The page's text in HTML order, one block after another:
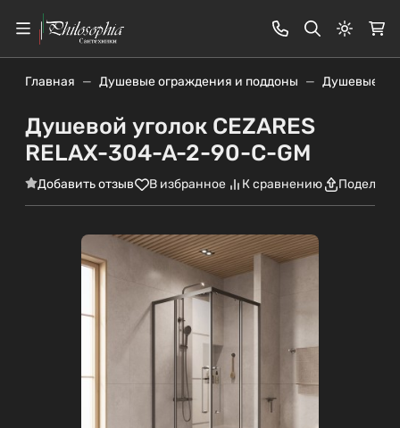
Главная Душевые ограждения и поддоны Душевые
Душевой уголок CEZARES
RELAX-304-A-2-90-C-GM
Добавить отзыв В избранное К сравнению